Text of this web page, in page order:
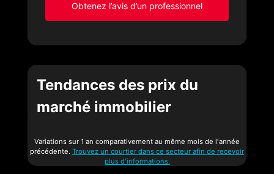
Obtenez l’avis d’un professionnel
Tendances des prix du
marché immobilier
Variations sur 1 an comparativement au même mois de l'année
précédente. Trouvez un courtier dans ce secteur afin de recevoir
plus d'informations.